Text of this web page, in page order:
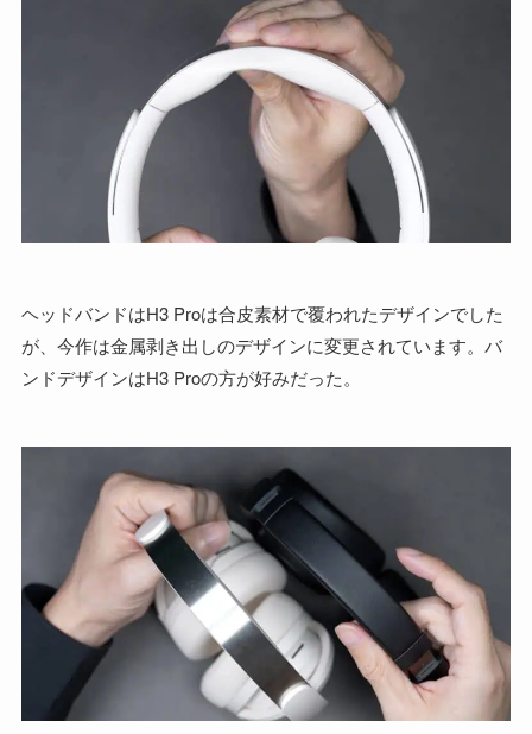
ヘッドバンドはH3 Proは合皮素材で覆われたデザインでした
が、今作は金属剥き出しのデザインに変更されています。バ
ンドデザインはH3 Proの方が好みだった。